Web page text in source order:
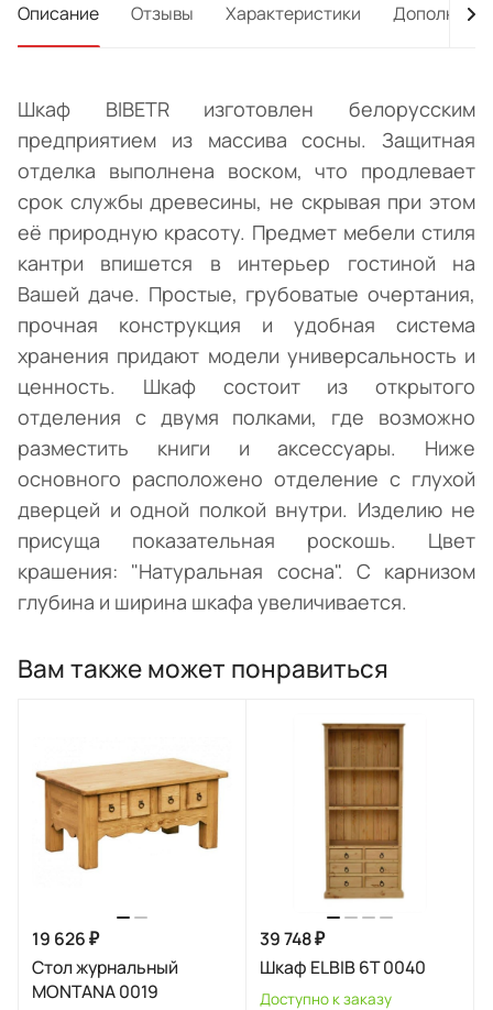
Описание Отзывы Характеристики
Шкаф BIBETR изготовлен белорусским
предприятием из массива сосны. Защитная
отделка выполнена воском, что продлевает
срок службы древесины, не скрывая при этом
её природную красоту. Предмет мебели стиля
кантри впишется в интерьер гостиной на
Вашей даче. Простые, грубоватые очертания,
прочная конструкция и удобная система
хранения придают модели универсальность и
ценность. Шкаф состоит из открытого
отделения с двумя полками, где возможно
разместить книги и аксессуары. Ниже
основного расположено отделение с глухой
дверцей и одной полкой внутри. Изделию не
присуща показательная роскошь. Цвет
крашения: "Натуральная сосна". С карнизом
глубина и ширина шкафа увеличивается.
Вам также может понравиться
19 626 ₽
Стол журнальный
MONTANA 0019
39 748 ₽
Шкаф ELBIB 6T 0040
Доступно к заказу